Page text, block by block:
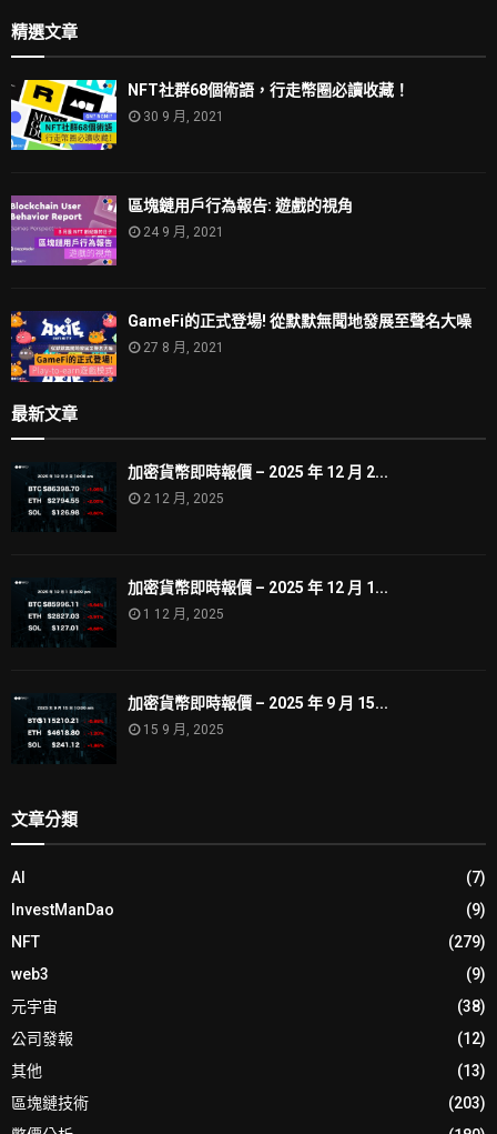
精選文章
NFT社群68個術語，行走幣圈必讀收藏！
30 9 月, 2021
區塊鏈用戶行為報告: 遊戲的視角
24 9 月, 2021
GameFi的正式登場! 從默默無聞地發展至聲名大噪
27 8 月, 2021
最新文章
加密貨幣即時報價 – 2025 年 12 月 2...
2 12 月, 2025
加密貨幣即時報價 – 2025 年 12 月 1...
1 12 月, 2025
加密貨幣即時報價 – 2025 年 9 月 15...
15 9 月, 2025
文章分類
AI
(7)
InvestManDao
(9)
NFT
(279)
web3
(9)
元宇宙
(38)
公司發報
(12)
其他
(13)
區塊鏈技術
(203)